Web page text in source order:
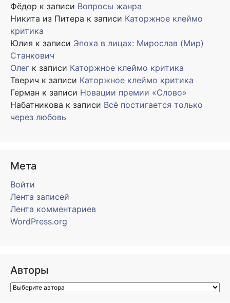
Фёдор к записи Вопросы жанра
Никита из Питера к записи Каторжное клеймо
критика
Юлия к записи Эпоха в лицах: Мирослав (Мир)
Станкович
Олег к записи Каторжное клеймо критика
Тверич к записи Каторжное клеймо критика
Герман к записи Новации премии «Слово»
Набатникова к записи Всё постигается только
через любовь
Мета
Войти
Лента записей
Лента комментариев
WordPress.org
Авторы